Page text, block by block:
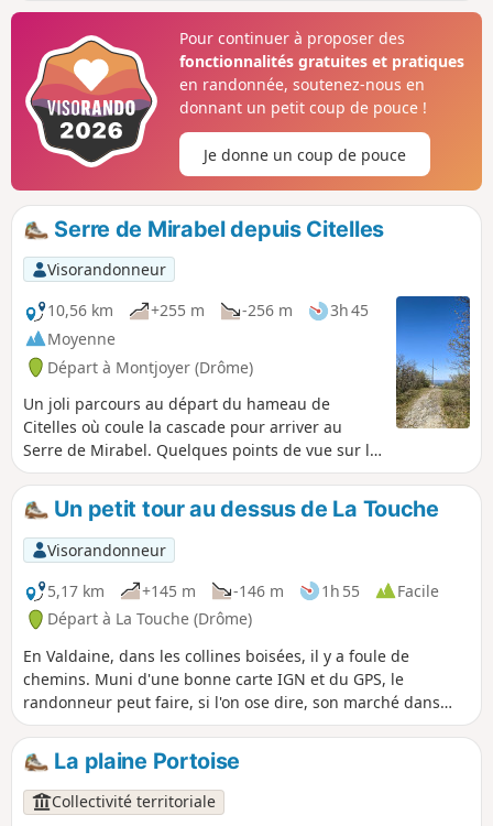
Pour continuer à proposer des
fonctionnalités gratuites et pratiques
en randonnée, soutenez-nous en
donnant un petit coup de pouce !
Je donne un coup de pouce
Serre de Mirabel depuis Citelles
Visorandonneur
10,56 km
+255 m -256 m
3h 45
Moyenne
Départ à Montjoyer (Drôme)
Un joli parcours au départ du hameau de
Citelles où coule la cascade pour arriver au
Serre de Mirabel. Quelques points de vue sur la
vallée du Jabron jusqu'au contrefort du Vercors
et sur le Ventoux. Sur un itinéraire très varié en
sous-bois, sur pistes et sentiers, au milieu de
forêts de hêtres, de chênes ou de pins, et
champs de lavande.
Un petit tour au dessus de La Touche
Visorandonneur
5,17 km
+145 m -146 m 1h 55
Facile
Départ à La Touche (Drôme)
En Valdaine, dans les collines boisées, il y a foule de
chemins. Muni d'une bonne carte IGN et du GPS, le
randonneur peut faire, si l'on ose dire, son marché dans
tous ces trajets possibles. Cette petite randonnée en donne
un exemple en passant par des paysages variés et des sous
bois attrayants.
La plaine Portoise
Collectivité territoriale